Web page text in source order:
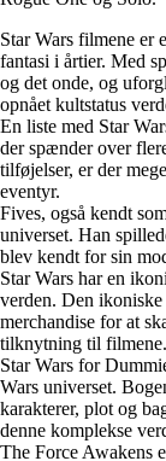
Star Wars filmene er
fantasi i årtier. Med
og det onde, og
opnået kultstatus
En liste med Star
der spænder over
tilføjelser, er der
eventyr.
Fives, også kendt
universet. Han
blev kendt for sin
Star Wars har en
verden. Den
merchandise for at
tilknytning til filmene.
Star Wars for
Wars universet.
karakterer, plot og
denne komplekse
The Force Awakens